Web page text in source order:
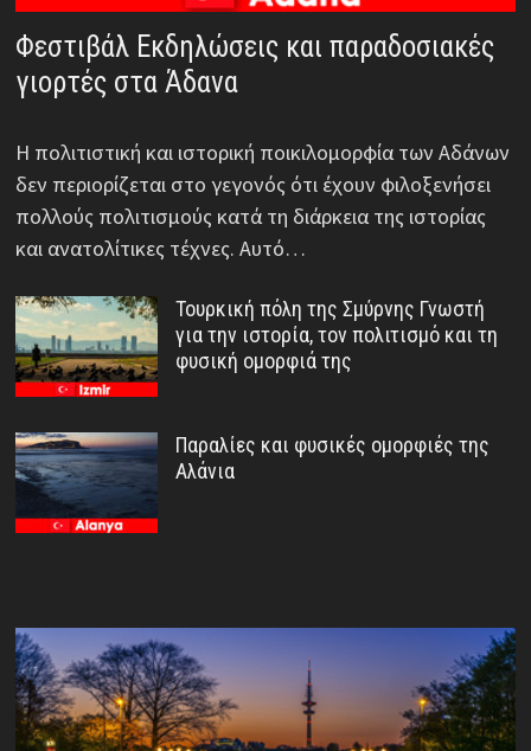
Φεστιβάλ Εκδηλώσεις και παραδοσιακές
γιορτές στα Άδανα
Η πολιτιστική και ιστορική ποικιλομορφία των Αδάνων
δεν περιορίζεται στο γεγονός ότι έχουν φιλοξενήσει
πολλούς πολιτισμούς κατά τη διάρκεια της ιστορίας
και ανατολίτικες τέχνες. Αυτό…
Τουρκική πόλη της Σμύρνης Γνωστή
για την ιστορία, τον πολιτισμό και τη
φυσική ομορφιά της
Παραλίες και φυσικές ομορφιές της
Αλάνια